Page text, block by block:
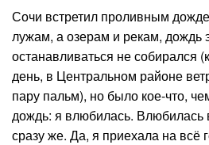
Сочи встретил проливным
лужам, а озерам и рекам, дождь
останавливаться не собирался
день, в Центральном районе
пару пальм), но было кое-что,
дождь: я влюбилась. Влюбилась
сразу же. Да, я приехала на всё